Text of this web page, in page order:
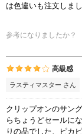
は色違いも注文しまし
参考になりましたか？
高級感
ラスティマスター さん
クリップオンのサン
らちょうどセールに
りの品でした、ピカ